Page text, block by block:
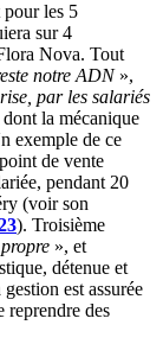
pour les 5
sur 4
Nova. Tout
notre ADN»,
par les salariés
la mécanique
exemple de ce
de vente
pendant 20
(voir son
). Troisième
», et
détenue et
est assurée
reprendre des